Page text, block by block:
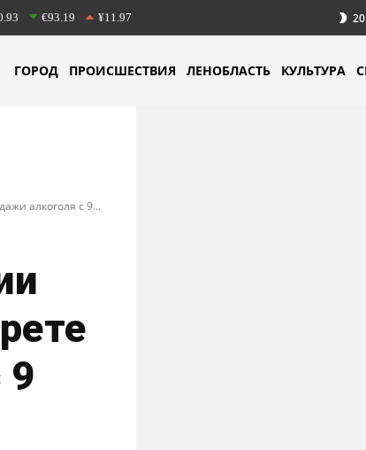
€93.19 ¥11.97
ГОРОД ПРОИСШЕСТВИЯ ЛЕНОБЛАСТЬ КУЛЬТУРА
алкоголя с 9...
9